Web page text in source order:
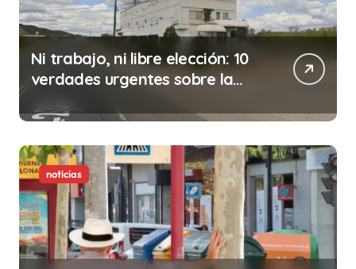
Ni trabajo, ni libre elección: 10
verdades urgentes sobre la
noticias